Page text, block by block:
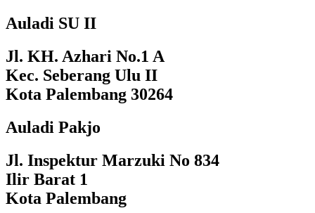
Auladi SU II
Jl. KH. Azhari No.1 A
Kec. Seberang Ulu II
Kota Palembang 30264
Auladi Pakjo
Jl. Inspektur Marzuki No 834
Ilir Barat 1
Kota Palembang